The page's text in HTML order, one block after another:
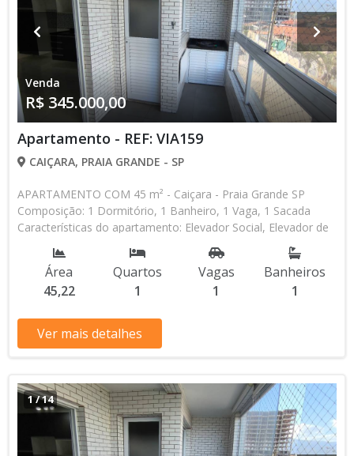
Venda
R$ 345.000,00
Apartamento - REF: VIA159
CAIÇARA, PRAIA GRANDE - SP
APARTAMENTO COM 45 m² - Caiçara - Praia Grande SP
Composição: 1 Dormitório, 1 Banheiro, 1 Vaga, 1 Sacada
Características do apartamento: Elevador Social, Elevador de
Serviço, Acessibilidade, Interfone, Piscina, Sauna, Salão de
Jogos, Salão de Festas, Espaço Kids, Espaço Gourmet,
Academia, Churrasqueira Aceita Financiamento Bancário * Os
valores e disponibilidade podem ser alterados sem prévio
Área
45,22
Quartos
1
Vagas
1
Banheiros
1
Ver mais detalhes
1/14